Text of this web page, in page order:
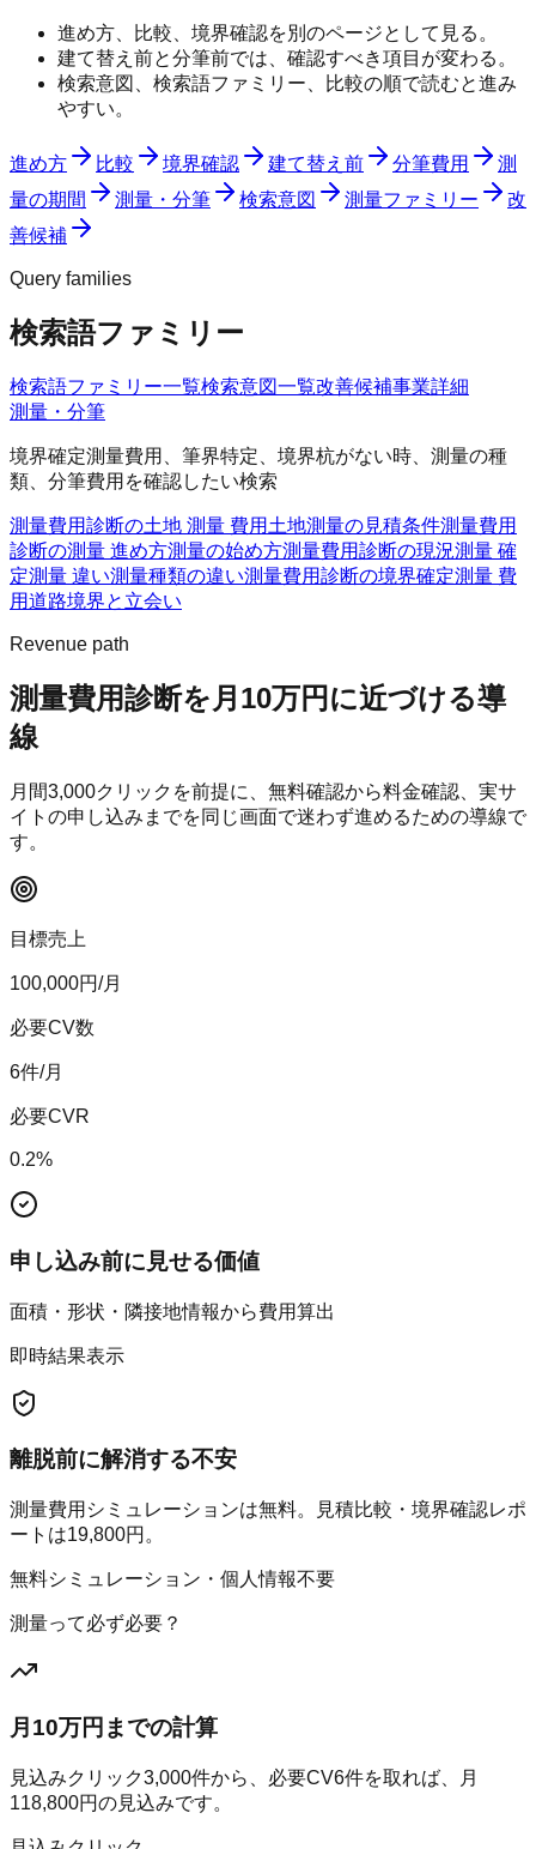
進め方、比較、境界確認を別のページとして見る。
建て替え前と分筆前では、確認すべき項目が変わる。
検索意図、検索語ファミリー、比較の順で読むと進み
やすい。
進め方 比較 境界確認 建て替え前 分筆費用
測
量の期間
測量・分筆 検索意図 測量ファミリー
改
善候補
Query families
検索語ファミリー
検索語ファミリー一覧検索意図一覧改善候補事業詳細
測量・分筆
境界確定測量費用、筆界特定、境界杭がない時、測量の種
類、分筆費用を確認したい検索
測量費用診断の土地 測量 費用土地測量の見積条件測量費用
診断の測量 進め方測量の始め方測量費用診断の現況測量 確
定測量 違い測量種類の違い測量費用診断の境界確定測量 費
用道路境界と立会い
Revenue path
測量費用診断を月10万円に近づける導
線
月間3,000クリックを前提に、無料確認から料金確認、実サ
イトの申し込みまでを同じ画面で迷わず進めるための導線で
す。
目標売上
100,000円/月
必要CV数
6件/月
必要CVR
0.2%
申し込み前に見せる価値
面積・形状・隣接地情報から費用算出
即時結果表示
離脱前に解消する不安
測量費用シミュレーションは無料。見積比較・境界確認レポ
ートは19,800円。
無料シミュレーション・個人情報不要
測量って必ず必要？
月10万円までの計算
見込みクリック3,000件から、必要CV6件を取れば、月
118,800円の見込みです。